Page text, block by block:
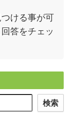
つける事が可
答をチェッ
検索